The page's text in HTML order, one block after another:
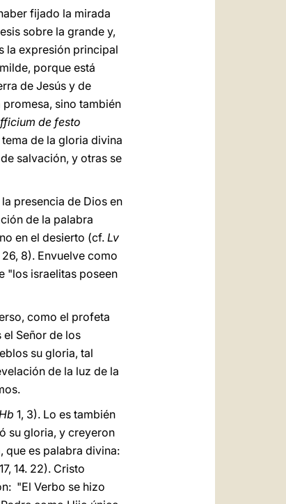
fijado la mirada
sobre la grande y,
la expresión principal
porque está
de Jesús y de
sino también
de festo
de la gloria divina
salvación, y otras se
presencia de Dios en
de la palabra
en el desierto (cf. Lv
26, 8). Envuelve como
"los israelitas poseen
como el profeta
Señor de los
su gloria, tal
de la luz de la
1, 3). Lo es también
su gloria, y creyeron
que es palabra divina:
17, 14. 22). Cristo
"El Verbo se hizo